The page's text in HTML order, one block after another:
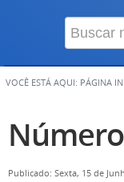
VOCÊ ESTÁ AQUI: PÁGINA
Publicado: Sexta, 15 de